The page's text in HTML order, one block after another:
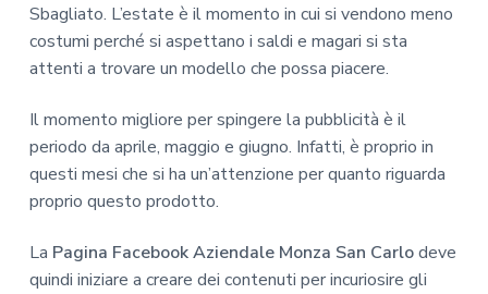
Sbagliato. L’estate è il momento in cui si vendono meno
costumi perché si aspettano i saldi e magari si sta
attenti a trovare un modello che possa piacere.
Il momento migliore per spingere la pubblicità è il
periodo da aprile, maggio e giugno. Infatti, è proprio in
questi mesi che si ha un’attenzione per quanto riguarda
proprio questo prodotto.
La Pagina Facebook Aziendale Monza San Carlodeve
quindi iniziare a creare dei contenuti per incuriosire gli